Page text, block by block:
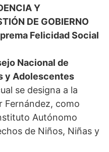
Y
DE GOBIERNO
Felicidad Social
Nacional de
y Adolescentes
se designa a la
Fernández, como
Autónomo
de Niños, Niñas y